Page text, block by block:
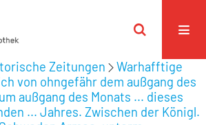
Zeitungen
Warhafftige
von ohngefähr dem außgang des
außgang des Monats ... dieses
... Jahres. Zwischen der Königl.